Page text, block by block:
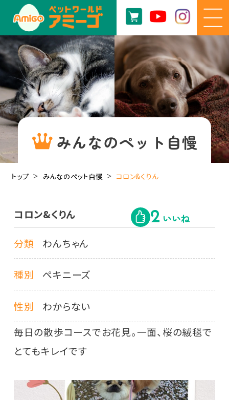
みんなのペット自慢
トップ みんなのペット自慢 コロン&くりん
コロン&くりん 2 いいね
分類 わんちゃん
種別 ペキニーズ
性別
わからない
毎日の散歩コースでお花見。一面、桜の絨毯で
とてもキレイです